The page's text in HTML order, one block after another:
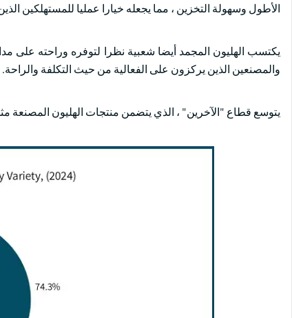
الأطول وسهولة التخزين ، مما يجعله خيارا عمليا للمستهلكين
يكتسب الهليون المجمد أيضا شعبية نظرا لتوفره وراحته على
والمصنعين الذين يركزون على الفعالية من حيث التكلفة والراحة.
يتوسع قطاع "الآخرين" ، الذي يتضمن منتجات الهليون